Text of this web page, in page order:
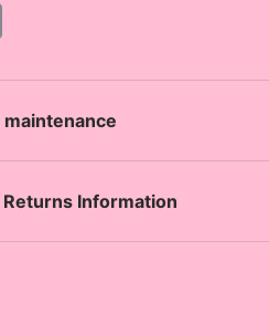
L
n
maintenance
Returns Information